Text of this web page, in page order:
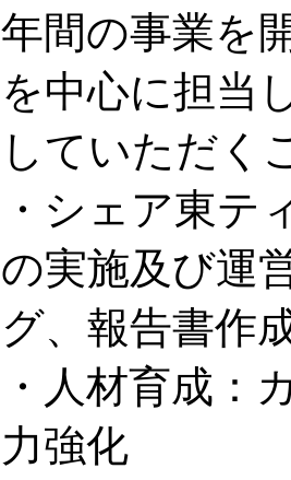
年間の事業を
を中心に担当
していただく
・シェア東テ
の実施及び運
グ、報告書作
・人材育成：
力強化